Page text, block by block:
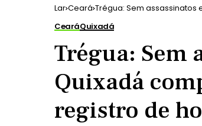
Lar Ceará Trégua: Sem assassinatos
CearáQuixadá
Trégua: Sem
Quixadá
registro de